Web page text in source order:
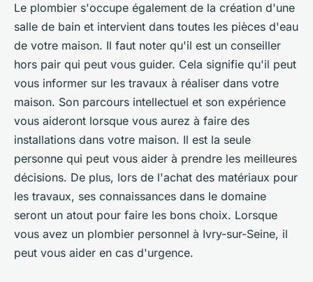
Le plombier s'occupe également de la création d'une
salle de bain et intervient dans toutes les pièces d'eau
de votre maison. Il faut noter qu'il est un conseiller
hors pair qui peut vous guider. Cela signifie qu'il peut
vous informer sur les travaux à réaliser dans votre
maison. Son parcours intellectuel et son expérience
vous aideront lorsque vous aurez à faire des
installations dans votre maison. Il est la seule
personne qui peut vous aider à prendre les meilleures
décisions. De plus, lors de l'achat des matériaux pour
les travaux, ses connaissances dans le domaine
seront un atout pour faire les bons choix. Lorsque
vous avez un plombier personnel à Ivry-sur-Seine, il
peut vous aider en cas d'urgence.